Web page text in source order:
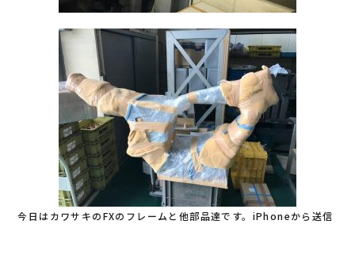
今日はカワサキのFXのフレームと他部品達です。iPhoneから送信